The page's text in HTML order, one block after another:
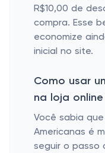
R$10,00 de
compra. Esse
economize
inicial no site.
Como usar
na loja
Você sabia
Americanas é
seguir o passo